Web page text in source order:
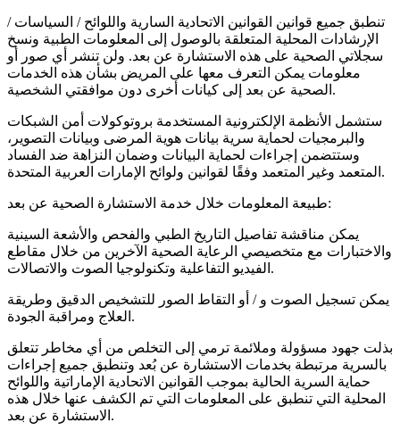
تنطبق جميع قوانين القوانين الاتحادية السارية واللوائح / السياسات /
الإرشادات المحلية المتعلقة بالوصول إلى المعلومات الطبية ونسخ
سجلاتي الصحية على هذه الاستشارة عن بعد. ولن تنشر أي صور أو
معلومات يمكن التعرف معها على المريض بشأن هذه الخدمات
الصحية عن بعد إلى كيانات أخرى دون موافقتي الشخصية.
ستشمل الأنظمة الإلكترونية المستخدمة بروتوكولات أمن الشبكات
والبرمجيات لحماية سرية بيانات هوية المرضى وبيانات التصوير،
وستتضمن إجراءات لحماية البيانات وضمان النزاهة ضد الفساد
المتعمد وغير المتعمد وفقًا لقوانين ولوائح الإمارات العربية المتحدة.
طبيعة المعلومات خلال خدمة الاستشارة الصحية عن بعد:
يمكن مناقشة تفاصيل التاريخ الطبي والفحص والأشعة السينية
والاختبارات مع متخصيصي الرعاية الصحية الآخرين من خلال مقاطع
الفيديو التفاعلية وتكنولوجيا الصوت والاتصالات.
يمكن تسجيل الصوت و / أو التقاط الصور للتشخيص الدقيق وطريقة
العلاج ومراقبة الجودة.
بذلت جهود مسؤولة وملائمة ترمي إلى التخلص من أي مخاطر تتعلق
بالسرية مرتبطة بخدمات الاستشارة عن بُعد وتنطبق جميع إجراءات
حماية السرية الحالية بموجب القوانين الاتحادية الإماراتية واللوائح
المحلية التي تنطبق على المعلومات التي تم الكشف عنها خلال هذه
الاستشارة عن بعد.